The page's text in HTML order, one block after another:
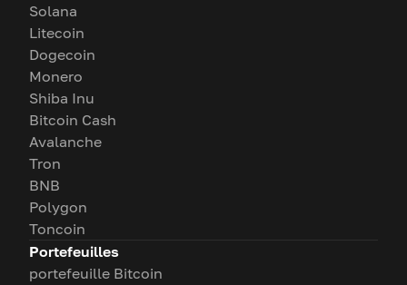
Solana
Litecoin
Dogecoin
Monero
Shiba Inu
Bitcoin Cash
Avalanche
Tron
BNB
Polygon
Toncoin
Portefeuilles
portefeuille Bitcoin